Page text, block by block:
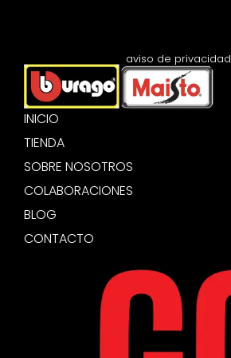
INICIO
TIENDA
SOBRE NOSOTROS
COLABORACIONES
BLOG
CONTACTO
aviso de privacidad